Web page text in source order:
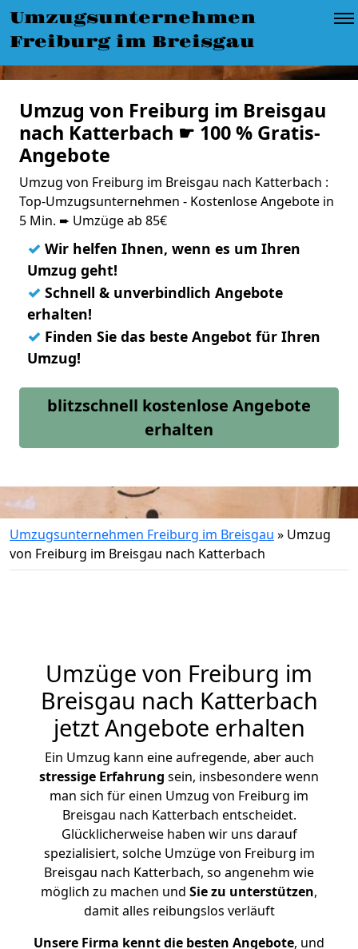
Umzugsunternehmen
Freiburg im Breisgau
Umzug von Freiburg im Breisgau
nach Katterbach ☛ 100 % Gratis-
Angebote
Umzug von Freiburg im Breisgau nach Katterbach :
Top-Umzugsunternehmen - Kostenlose Angebote in
5 Min. ➨ Umzüge ab 85€
✓ Wir helfen Ihnen, wenn es um Ihren
Umzug geht!
✓ Schnell & unverbindlich Angebote
erhalten!
✓ Finden Sie das beste Angebot für Ihren
Umzug!
blitzschnell kostenlose Angebote
erhalten
Umzugsunternehmen Freiburg im Breisgau » Umzug
von Freiburg im Breisgau nach Katterbach
Umzüge von Freiburg im
Breisgau nach Katterbach
jetzt Angebote erhalten
Ein Umzug kann eine aufregende, aber auch
stressige Erfahrung sein, insbesondere wenn
man sich für einen Umzug von Freiburg im
Breisgau nach Katterbach entscheidet.
Glücklicherweise haben wir uns darauf
spezialisiert, solche Umzüge von Freiburg im
Breisgau nach Katterbach, so angenehm wie
möglich zu machen und Sie zu unterstützen,
damit alles reibungslos verläuft
Unsere Firma kennt die besten Angebote, und